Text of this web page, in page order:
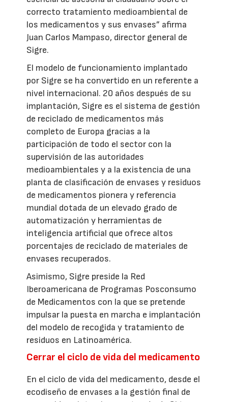
correcto tratamiento medioambiental de
los medicamentos y sus envases” afirma
Juan Carlos Mampaso, director general de
Sigre.
El modelo de funcionamiento implantado
por Sigre se ha convertido en un referente a
nivel internacional. 20 años después de su
implantación, Sigre es el sistema de gestión
de reciclado de medicamentos más
completo de Europa gracias a la
participación de todo el sector con la
supervisión de las autoridades
medioambientales y a la existencia de una
planta de clasificación de envases y residuos
de medicamentos pionera y referencia
mundial dotada de un elevado grado de
automatización y herramientas de
inteligencia artificial que ofrece altos
porcentajes de reciclado de materiales de
envases recuperados.
Asimismo, Sigre preside la Red
Iberoamericana de Programas Posconsumo
de Medicamentos con la que se pretende
impulsar la puesta en marcha e implantación
del modelo de recogida y tratamiento de
residuos en Latinoamérica.
Cerrar el ciclo de vida del medicamento
En el ciclo de vida del medicamento, desde el
ecodiseño de envases a la gestión final de